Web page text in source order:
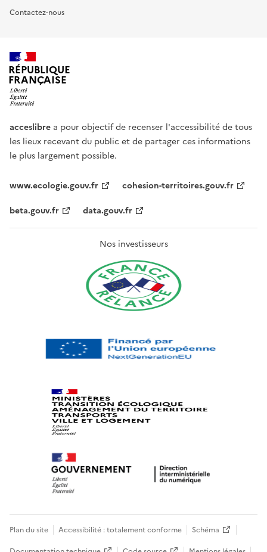
Contactez-nous
RÉPUBLIQUE
FRANÇAISE
acceslibre a pour objectif de recenser l'accessibilité de tous
les lieux recevant du public et de partager ces informations
le plus largement possible.
www.ecologie.gouv.fr
cohesion-territoires.gouv.fr
beta.gouv.fr
data.gouv.fr
Nos investisseurs
Plan du site Accessibilité : totalement conforme
Schéma